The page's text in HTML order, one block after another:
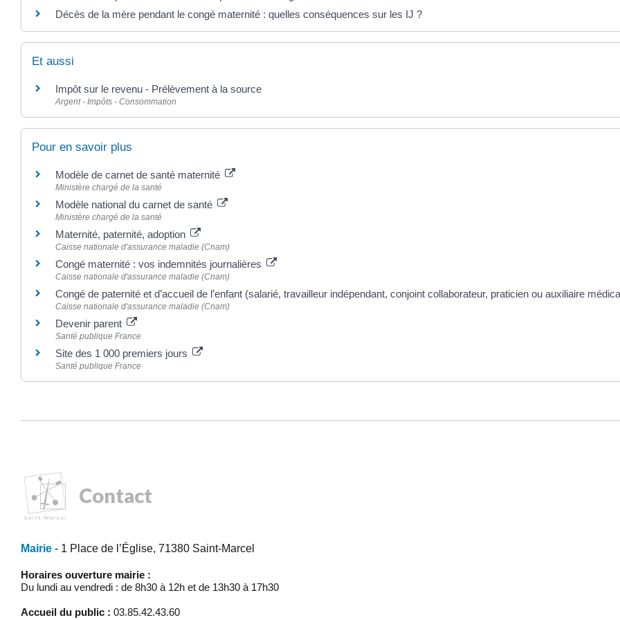
Décès de la mère pendant le congé maternité : quelles conséquences sur les IJ ?
Et aussi
Impôt sur le revenu - Prélèvement à la source
Argent - Impôts - Consommation
Pour en savoir plus
Modèle de carnet de santé maternité
Ministère chargé de la santé
Modèle national du carnet de santé
Ministère chargé de la santé
Maternité, paternité, adoption
Caisse nationale d'assurance maladie (Cnam)
Congé maternité : vos indemnités journalières
Caisse nationale d'assurance maladie (Cnam)
Congé de paternité et d’accueil de l’enfant (salarié, travailleur indépendant, conjoint collaborateur, praticien ou auxiliaire
Caisse nationale d'assurance maladie (Cnam)
Devenir parent
Santé publique France
Site des 1 000 premiers jours
Santé publique France
Contact
Mairie - 1 Place de l’Église, 71380 Saint-Marcel
Horaires ouverture mairie :
Du lundi au vendredi : de 8h30 à 12h et de 13h30 à 17h30
Accueil du public : 03.85.42.43.60